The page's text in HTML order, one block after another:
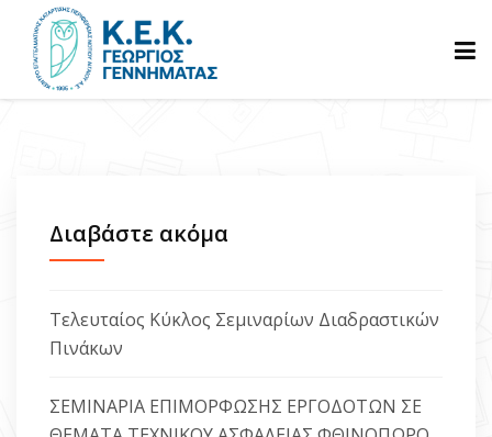
Διαβάστε ακόμα
Τελευταίος Κύκλος Σεμιναρίων Διαδραστικών
Πινάκων
ΣΕΜΙΝΑΡΙΑ ΕΠΙΜΟΡΦΩΣΗΣ ΕΡΓΟΔΟΤΩΝ ΣΕ